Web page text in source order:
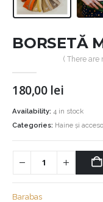
BORSETĂ
( There are
180,00 lei
Availability: 4 in stock
Categories: Haine și
Barabas